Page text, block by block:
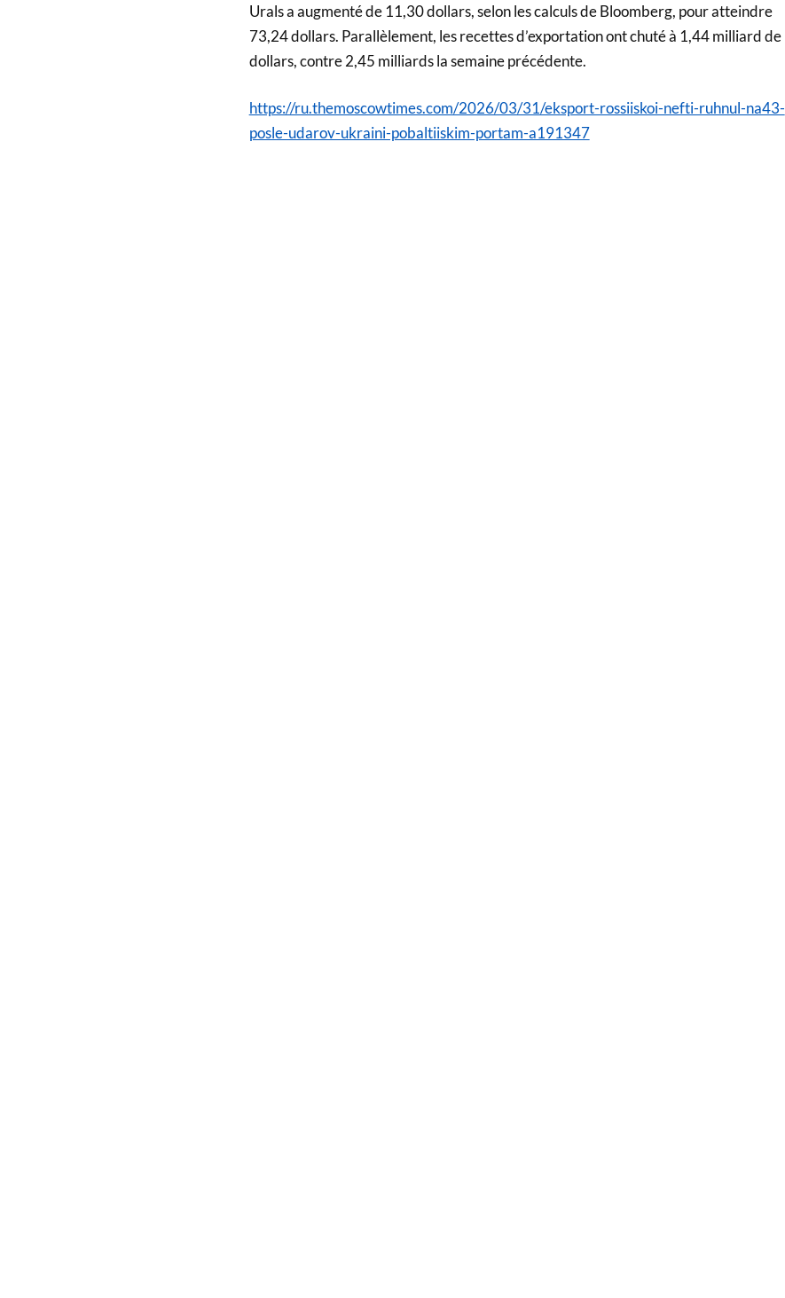
Urals a augmenté de 11,30 dollars, selon les calculs de Bloomberg, pour atteindre
73,24 dollars. Parallèlement, les recettes d’exportation ont chuté à 1,44 milliard de
dollars, contre 2,45 milliards la semaine précédente.
https://ru.themoscowtimes.com/2026/03/31/eksport-rossiiskoi-nefti-ruhnul-na43-
posle-udarov-ukraini-pobaltiiskim-portam-a191347